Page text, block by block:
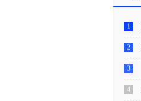
1
2
3
4